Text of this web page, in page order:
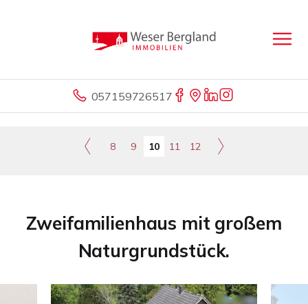
057159726517
8 9 10 11 12
Zweifamilienhaus mit großem
Naturgrundstück.